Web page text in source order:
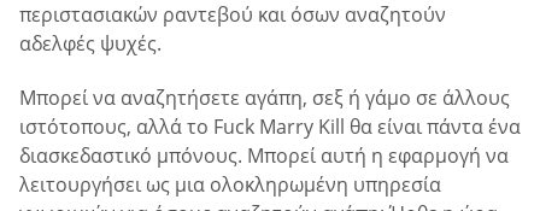
περιστασιακών ραντεβού και όσων αναζητούν
αδελφές ψυχές.
Μπορεί να αναζητήσετε αγάπη, σεξ ή γάμο σε άλλους
ιστότοπους, αλλά το Fuck Marry Kill θα είναι πάντα ένα
διασκεδαστικό μπόνους. Μπορεί αυτή η εφαρμογή να
λειτουργήσει ως μια ολοκληρωμένη υπηρεσία